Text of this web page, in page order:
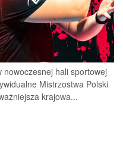
hali sportowej
Mistrzostwa Polski
krajowa...